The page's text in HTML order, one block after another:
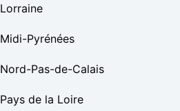
Lorraine
Midi-Pyrénées
Nord-Pas-de-Calais
Pays de la Loire